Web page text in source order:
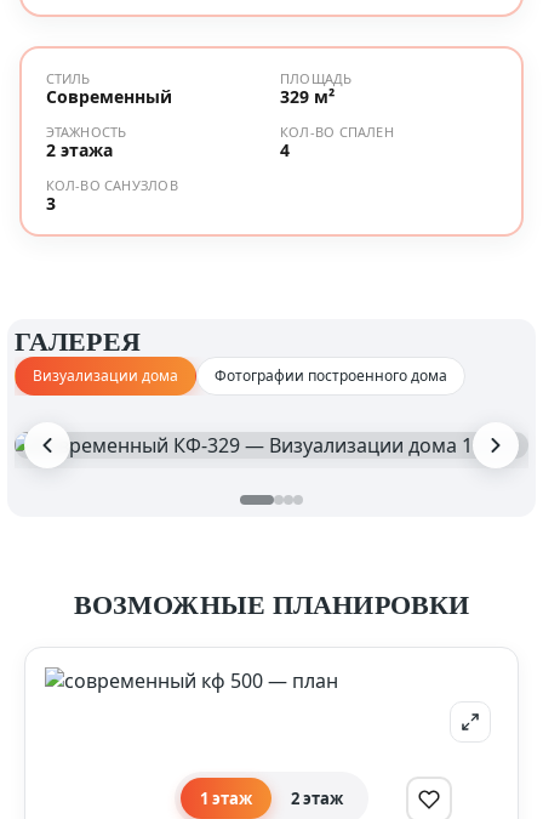
СТИЛЬ
Современный
ПЛОЩАДЬ
329 м²
ЭТАЖНОСТЬ
2 этажа
КОЛ-ВО СПАЛЕН
4
КОЛ-ВО САНУЗЛОВ
3
ГАЛЕРЕЯ
Визуализации дома Фотографии построенного дома
ВОЗМОЖНЫЕ ПЛАНИРОВКИ
1 этаж 2 этаж